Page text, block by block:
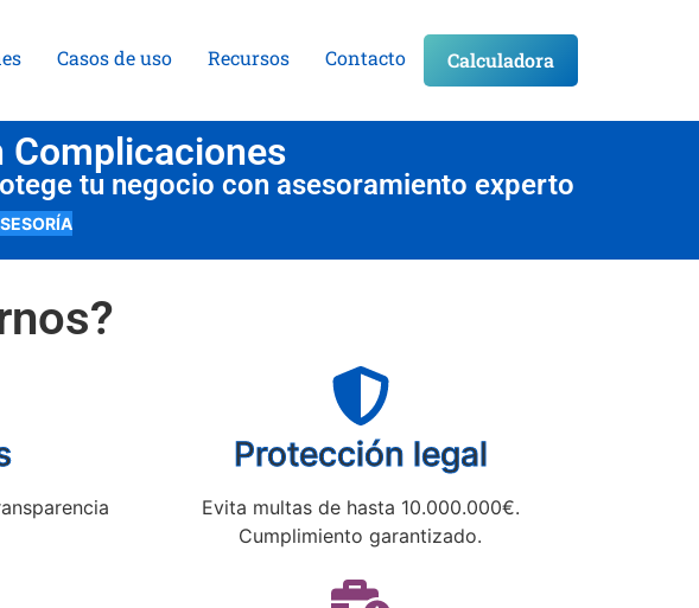
Casos de uso Recursos Contacto Calculadora
tu negocio con asesoramiento experto
Protección legal
Evita multas de hasta 10.000.000€.
Cumplimiento garantizado.